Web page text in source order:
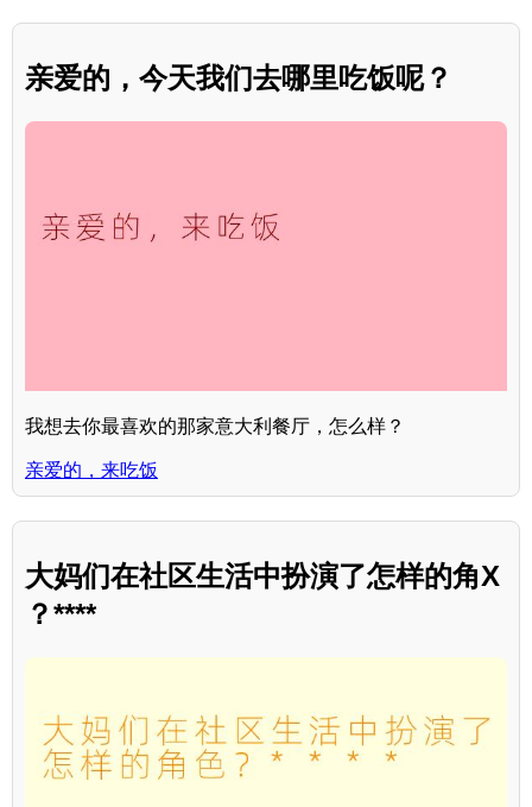
亲爱的，今天我们去哪里吃饭呢？
我想去你最喜欢的那家意大利餐厅，怎么样？
亲爱的，来吃饭
大妈们在社区生活中扮演了怎样的角X
？****